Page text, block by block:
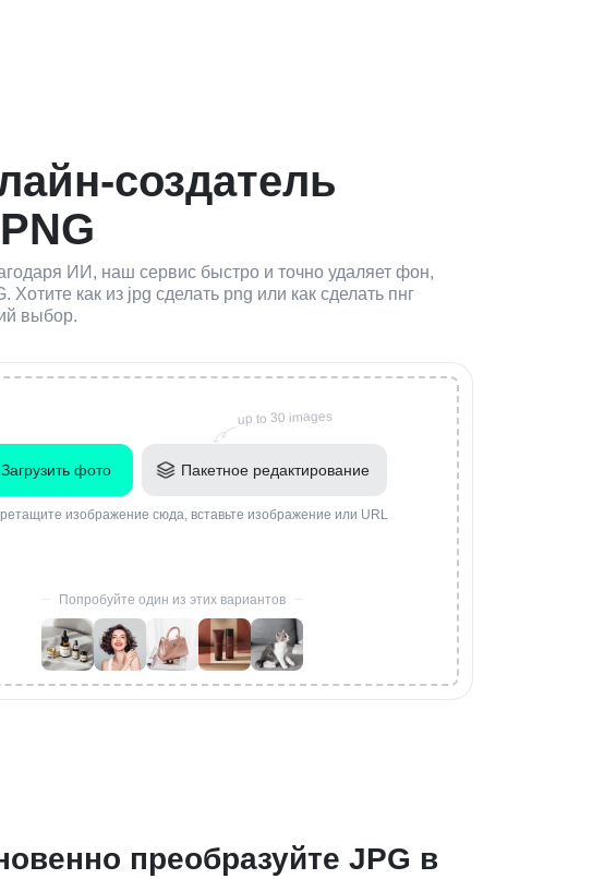
создатель
ИИ, наш сервис быстро и точно удаляет фон,
как из jpg сделать png или как сделать пнг
выбор.
Загрузить фото Пакетное редактирование
up to 30 images
изображение сюда, вставьте изображение или URL
Попробуйте один из этих вариантов
преобразуйте JPG в